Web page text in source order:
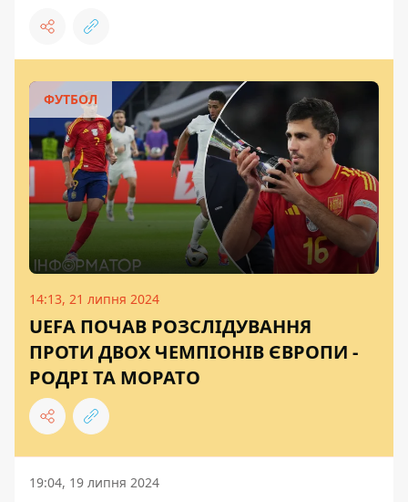
ФУТБОЛ
14:13, 21 липня 2024
UEFA ПОЧАВ РОЗСЛІДУВАННЯ
ПРОТИ ДВОХ ЧЕМПІОНІВ ЄВРОПИ -
РОДРІ ТА МОРАТО
19:04, 19 липня 2024